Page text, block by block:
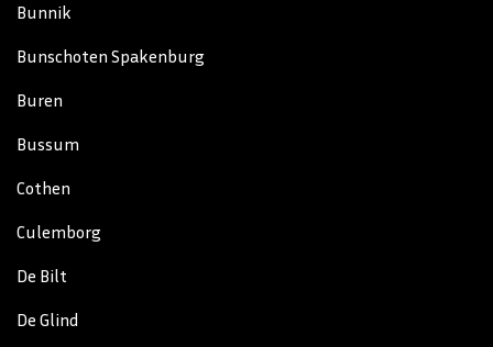
Bunnik
Bunschoten Spakenburg
Buren
Bussum
Cothen
Culemborg
De Bilt
De Glind